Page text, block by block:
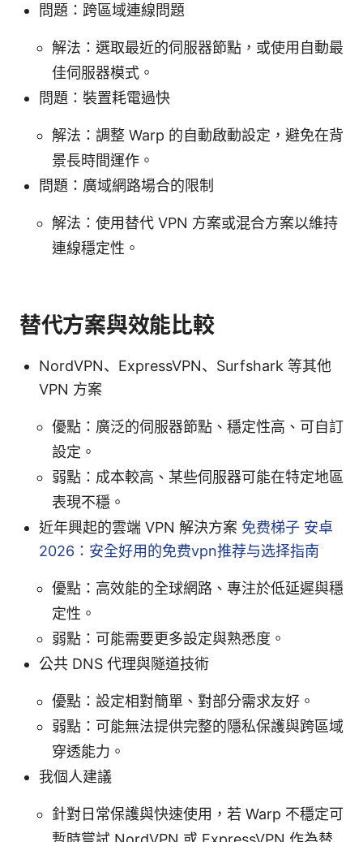
問題：跨區域連線問題
解法：選取最近的伺服器節點，或使用自動最
佳伺服器模式。
問題：裝置耗電過快
解法：調整 Warp 的自動啟動設定，避免在背
景長時間運作。
問題：廣域網路場合的限制
解法：使用替代 VPN 方案或混合方案以維持
連線穩定性。
替代方案與效能比較
NordVPN、ExpressVPN、Surfshark 等其他
VPN 方案
優點：廣泛的伺服器節點、穩定性高、可自訂
設定。
弱點：成本較高、某些伺服器可能在特定地區
表現不穩。
近年興起的雲端 VPN 解決方案 免费梯子 安卓
2026：安全好用的免费vpn推荐与选择指南
優點：高效能的全球網路、專注於低延遲與穩
定性。
弱點：可能需要更多設定與熟悉度。
公共 DNS 代理與隧道技術
優點：設定相對簡單、對部分需求友好。
弱點：可能無法提供完整的隱私保護與跨區域
穿透能力。
我個人建議
針對日常保護與快速使用，若 Warp 不穩定可